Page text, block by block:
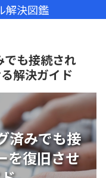
解決図鑑
も接続され
解決ガイド
済みでも接
を復旧させ